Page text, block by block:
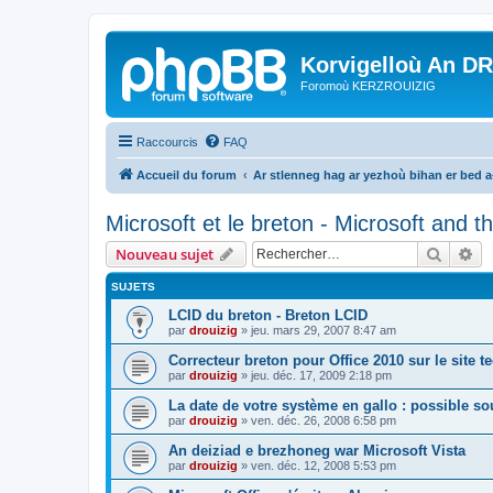
Korvigelloù An
Foromoù KERZROUIZIG
Raccourcis FAQ
Accueil du forum Ar stlenneg hag ar yezhoù bihan er bed
Microsoft et le breton - Microsoft and
Nouveau sujet
SUJETS
LCID du breton - Breton LCID
par drouizig » jeu. mars 29, 2007 8:47 am
Correcteur breton pour Office 2010 sur le site
par drouizig » jeu. déc. 17, 2009 2:18 pm
La date de votre système en gallo : possible
par drouizig » ven. déc. 26, 2008 6:58 pm
An deiziad e brezhoneg war Microsoft Vista
par drouizig » ven. déc. 12, 2008 5:53 pm